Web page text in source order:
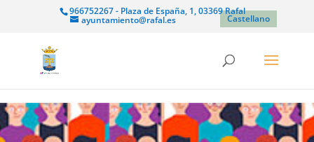
966752267 - Plaza de España, 1, 03369 Rafal
ayuntamiento@rafal.es Castellano